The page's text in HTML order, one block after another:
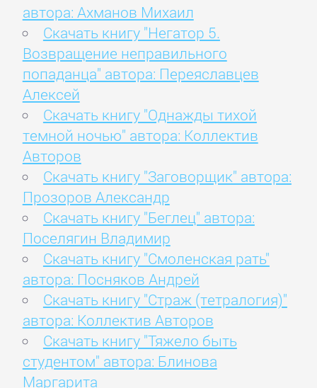
автора: Ахманов Михаил
Скачать книгу "Негатор 5.
Возвращение неправильного
попаданца" автора: Переяславцев
Алексей
Скачать книгу "Однажды тихой
темной ночью" автора: Коллектив
Авторов
Скачать книгу "Заговорщик" автора:
Прозоров Александр
Скачать книгу "Беглец" автора:
Поселягин Владимир
Скачать книгу "Смоленская рать"
автора: Посняков Андрей
Скачать книгу "Страж (тетралогия)"
автора: Коллектив Авторов
Скачать книгу "Тяжело быть
студентом" автора: Блинова
Маргарита